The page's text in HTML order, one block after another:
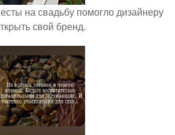
на свадьбу помогло дизайнеру
свой бренд.